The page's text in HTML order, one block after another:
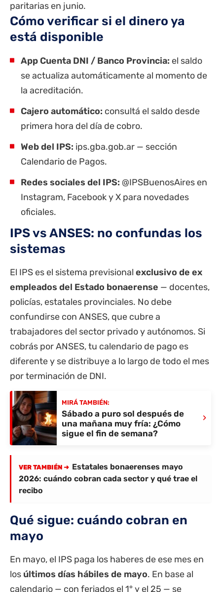
paritarias en junio.
Cómo verificar si el dinero ya
está disponible
App Cuenta DNI / Banco Provincia: el saldo
se actualiza automáticamente al momento de
la acreditación.
Cajero automático: consultá el saldo desde
primera hora del día de cobro.
Web del IPS: ips.gba.gob.ar — sección
Calendario de Pagos.
Redes sociales del IPS: @IPSBuenosAires en
Instagram, Facebook y X para novedades
oficiales.
IPS vs ANSES: no confundas los
sistemas
El IPS es el sistema previsional exclusivo de ex
empleados del Estado bonaerense — docentes,
policías, estatales provinciales. No debe
confundirse con ANSES, que cubre a
trabajadores del sector privado y autónomos. Si
cobrás por ANSES, tu calendario de pago es
diferente y se distribuye a lo largo de todo el mes
por terminación de DNI.
MIRÁ TAMBIÉN:
Sábado a puro sol después de
una mañana muy fría: ¿Cómo
sigue el fin de semana?
›
VER TAMBIÉN ➜ Estatales bonaerenses mayo
2026: cuándo cobran cada sector y qué trae el
recibo
Qué sigue: cuándo cobran en
mayo
En mayo, el IPS paga los haberes de ese mes en
los últimos días hábiles de mayo. En base al
calendario — con feriados el 1° y el 25 — se